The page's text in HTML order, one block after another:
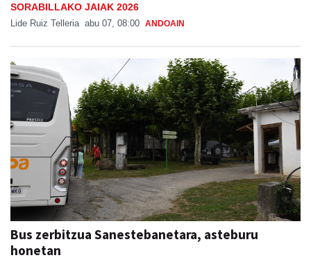
SORABILLAKO JAIAK 2026
Lide Ruiz Telleria abu 07, 08:00 ANDOAIN
Bus zerbitzua Sanestebanetara, asteburu
honetan